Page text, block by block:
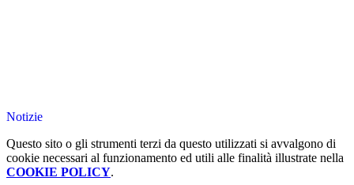
Notizie
Questo sito o gli strumenti terzi da questo utilizzati si avvalgono di
cookie necessari al funzionamento ed utili alle finalità illustrate nella
COOKIE POLICY.